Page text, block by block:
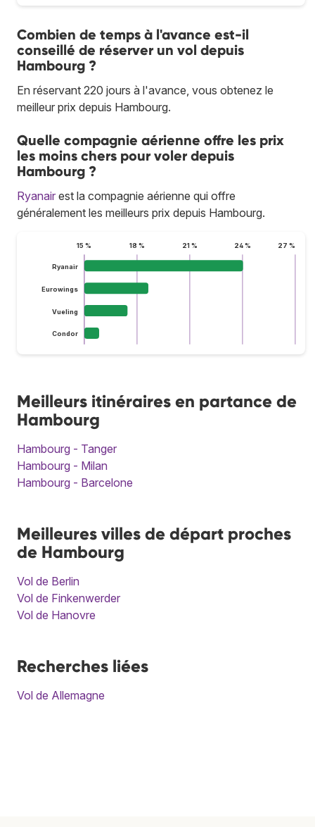
Combien de temps à l'avance est-il
conseillé de réserver un vol depuis
Hambourg ?
En réservant 220 jours à l'avance, vous obtenez le
meilleur prix depuis Hambourg.
Quelle compagnie aérienne offre les prix
les moins chers pour voler depuis
Hambourg ?
Ryanair est la compagnie aérienne qui offre
généralement les meilleurs prix depuis Hambourg.
15 % 18 % 21 % 24 % 27 %
Ryanair
Eurowings
Vueling
Condor
Meilleurs itinéraires en partance de
Hambourg
Hambourg - Tanger
Hambourg - Milan
Hambourg - Barcelone
Meilleures villes de départ proches
de Hambourg
Vol de Berlin
Vol de Finkenwerder
Vol de Hanovre
Recherches liées
Vol de Allemagne